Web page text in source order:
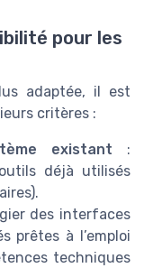
pour les
adaptée, il est
critères :
existant :
déjà utilisés
des interfaces
prêtes à l’emploi
techniques